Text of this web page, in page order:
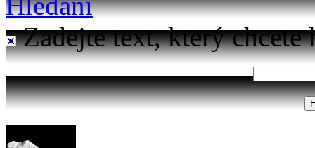
Zadejte text, který chcete